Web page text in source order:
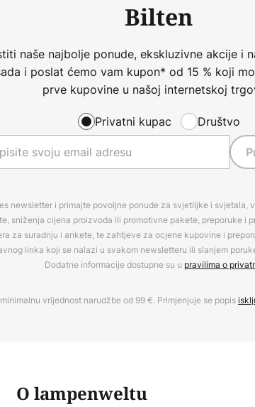
Bilten
naše najbolje ponude, ekskluzivne akcije i
i poslat ćemo vam kupon* od 15 % koji
prve kupovine u našoj internetskoj
Privatni kupac Društvo
newsletter i primajte povoljne ponude za svjetiljke i svjetala,
sniženja cijena proizvoda ili promotivne pakete, preporuke i
za suradnju i ankete, te zahtjeve za ocjene kupovine i
linka koji se nalazi u svakom newsletteru ili slanjem
Dodatne informacije dostupne su u pravilima o
vrijednost narudžbe od 99 €. Primjenjuje se popis
O lampenweltu